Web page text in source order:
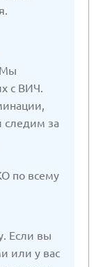
Мы
с ВИЧ.
следим за
по всему
Если вы
или у вас